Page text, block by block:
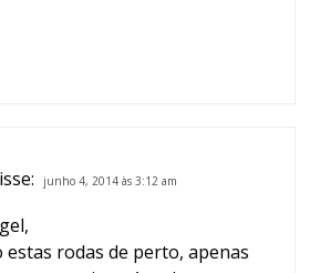
junho 4, 2014 às 3:12 am
estas rodas de perto, apenas